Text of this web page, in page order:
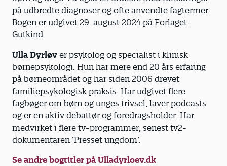
på udbredte diagnoser og ofte anvendte fagtermer.
Bogen er udgivet 29. august 2024 på Forlaget
Gutkind.
Ulla Dyrløv er psykolog og specialist i klinisk
børnepsykologi. Hun har mere end 20 års erfaring
på børneområdet og har siden 2006 drevet
familiepsykologisk praksis. Har udgivet flere
fagbøger om børn og unges trivsel, laver podcasts
og er en aktiv debattør og foredragsholder. Har
medvirket i flere tv-programmer, senest tv2-
dokumentaren ’Presset ungdom’.
Se andre bogtitler på Ulladyrloev.dk